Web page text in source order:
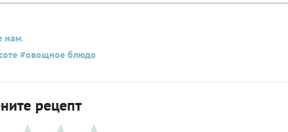
нам.
#овощное блюдо
рецепт